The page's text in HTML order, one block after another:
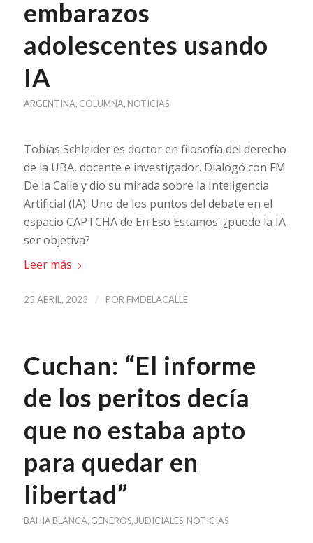
embarazos
adolescentes usando
IA
ARGENTINA, COLUMNA, NOTICIAS
Tobías Schleider es doctor en filosofía del derecho
de la UBA, docente e investigador. Dialogó con FM
De la Calle y dio su mirada sobre la Inteligencia
Artificial (IA). Uno de los puntos del debate en el
espacio CAPTCHA de En Eso Estamos: ¿puede la IA
ser objetiva?
Leer más
25 ABRIL, 2023 / POR FMDELACALLE
Cuchan: “El informe
de los peritos decía
que no estaba apto
para quedar en
libertad”
BAHIA BLANCA, GÉNEROS, JUDICIALES, NOTICIAS